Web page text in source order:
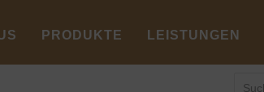
PRODUKTE LEISTUNGEN